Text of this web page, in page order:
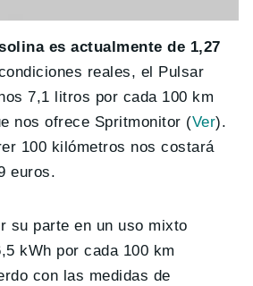
es actualmente de 1,27
reales, el Pulsar
7,1 litros por cada 100 km
nos ofrece Spritmonitor (Ver).
100 kilómetros nos costará
euros.
su parte en un uso mixto
kWh por cada 100 km
con las medidas de